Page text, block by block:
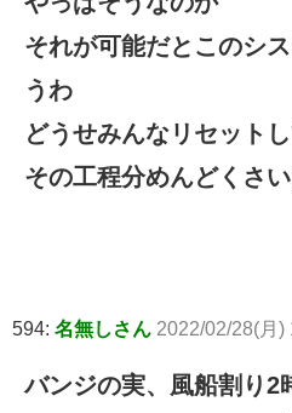
それが可能だとこのシ
うわ
どうせみんなリセット
その工程分めんどくさ
594: 名無しさん 2022/02/28(月
バンジの実、風船割り2